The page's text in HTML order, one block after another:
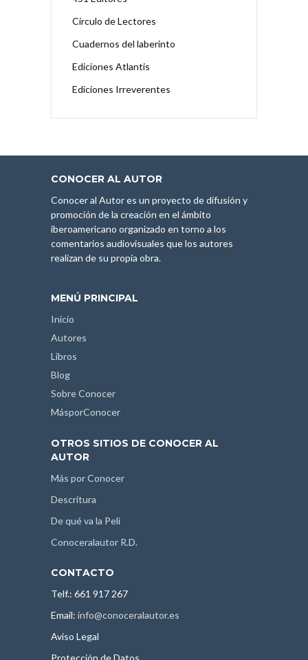
Círculo de Lectores
Cuadernos del laberinto
Ediciones Atlantis
Ediciones Irreverentes
CONOCER AL AUTOR
Conocer al Autor es un proyecto de difusión y
promoción de la creación en el ámbito
iberoamericano organizado en torno a los
comentarios audiovisuales que los autores
realizan de su propia obra.
MENÚ PRINCIPAL
Inicio
Autores
Libros
Blog
Sobre Conocer
MásporConocer
OTROS SITIOS DE CONOCER AL
AUTOR
Más por Conocer
Descritura
De qué va la Peli
Conoceralautor R.D.
CONTACTO
Telf.: 661 917 267
Email: info@conoceralautor.es
Aviso Legal